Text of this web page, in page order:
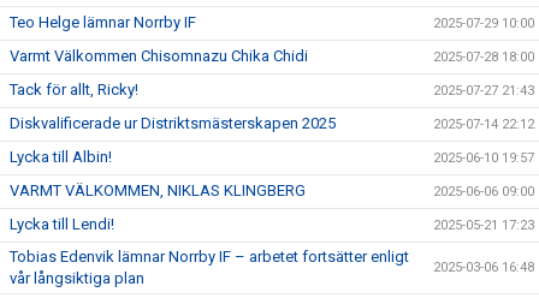
Teo Helge lämnar Norrby IF 2025-07-29 10:00
Varmt Välkommen Chisomnazu Chika Chidi 2025-07-28 18:00
Tack för allt, Ricky! 2025-07-27 21:43
Diskvalificerade ur Distriktsmästerskapen 2025 2025-07-14 22:12
Lycka till Albin! 2025-06-10 19:57
VARMT VÄLKOMMEN, NIKLAS KLINGBERG 2025-06-06 09:00
Lycka till Lendi! 2025-05-21 17:23
Tobias Edenvik lämnar Norrby IF – arbetet fortsätter enligt
vår långsiktiga plan
2025-03-06 16:48